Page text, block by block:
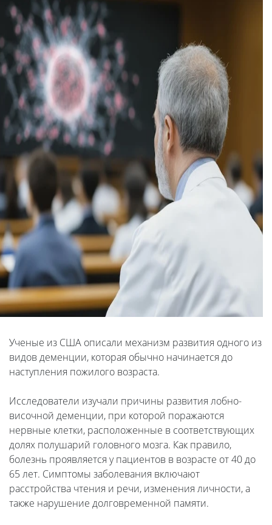
Ученые из США описали механизм развития одного из
видов деменции, которая обычно начинается до
наступления пожилого возраста.
Исследователи изучали причины развития лобно-
височной деменции, при которой поражаются
нервные клетки, расположенные в соответствующих
долях полушарий головного мозга. Как правило,
болезнь проявляется у пациентов в возрасте от 40 до
65 лет. Симптомы заболевания включают
расстройства чтения и речи, изменения личности, а
также нарушение долговременной памяти.